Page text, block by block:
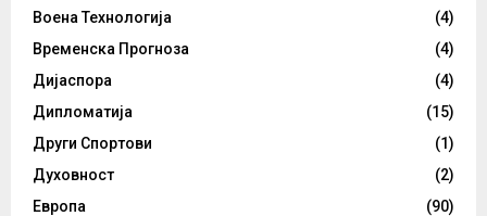
Воена Технологија
(4)
Временска Прогноза
(4)
Дијаспора
(4)
Дипломатија
(15)
Други Спортови
(1)
Духовност
(2)
Европа
(90)